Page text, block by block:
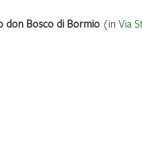
don Bosco di Bormio (inVia